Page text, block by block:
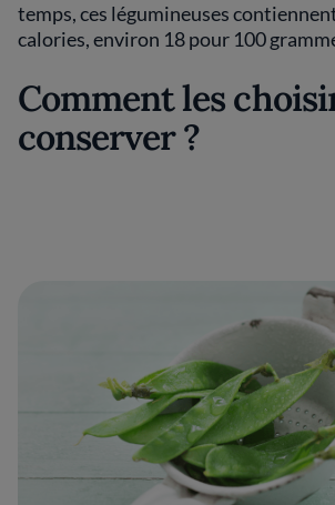
temps, ces légumineuses
calories, environ 18 pour 100
Comment les
conserver ?